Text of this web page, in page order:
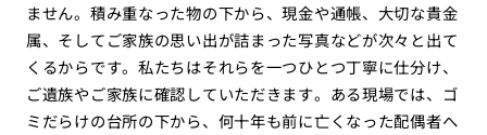
ません。積み重なった物の下から、現金や通帳、大切な貴金
属、そしてご家族の思い出が詰まった写真などが次々と出て
くるからです。私たちはそれらを一つひとつ丁寧に仕分け、
ご遺族やご家族に確認していただきます。ある現場では、ゴ
ミだらけの台所の下から、何十年も前に亡くなった配偶者へ